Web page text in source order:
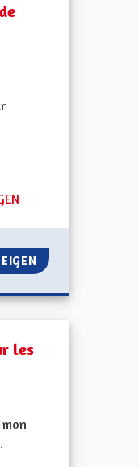
ENVIRONNEMENT SAIN
UN
les